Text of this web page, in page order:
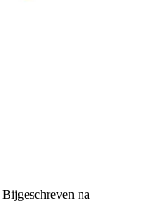
Bijgeschreven na